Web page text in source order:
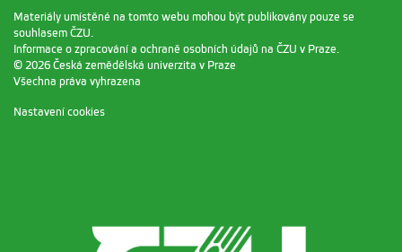
Materiály umístěné na tomto webu mohou být publikovány pouze se
souhlasem ČZU.
Informace o zpracování a ochraně osobních údajů na ČZU v Praze.
© 2026 Česká zemědělská univerzita v Praze
Všechna práva vyhrazena
Nastavení cookies